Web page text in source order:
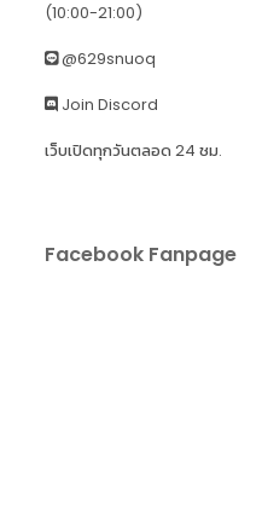
(10:00-21:00)
@629snuoq
Join Discord
เว็บเปิดทุกวันตลอด 24 ชม.
Facebook Fanpage